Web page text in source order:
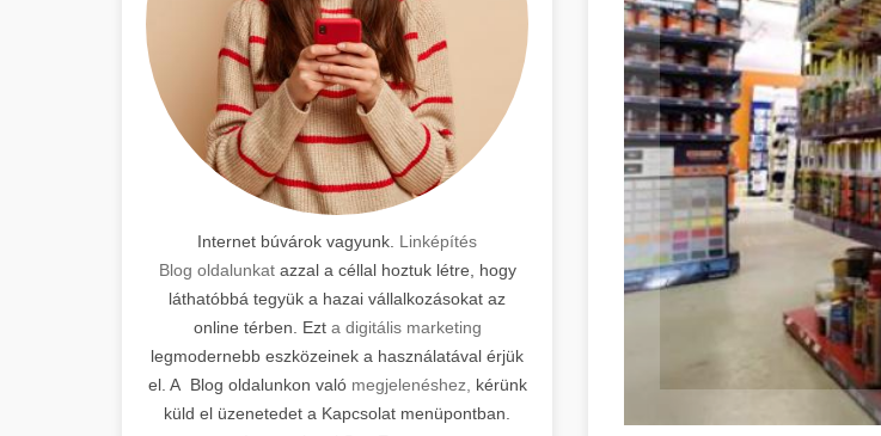
Internet búvárok vagyunk. Linképítés
Blog oldalunkatazzal a céllal hoztuk létre, hogy
láthatóbbá tegyük a hazai vállalkozásokat az
online térben. Ezt a digitális marketing
legmodernebb eszközeinek a használatával érjük
el. A Blog oldalunkon való megjelenéshez,
kérünk
küld el üzenetedet a Kapcsolat menüpontban.